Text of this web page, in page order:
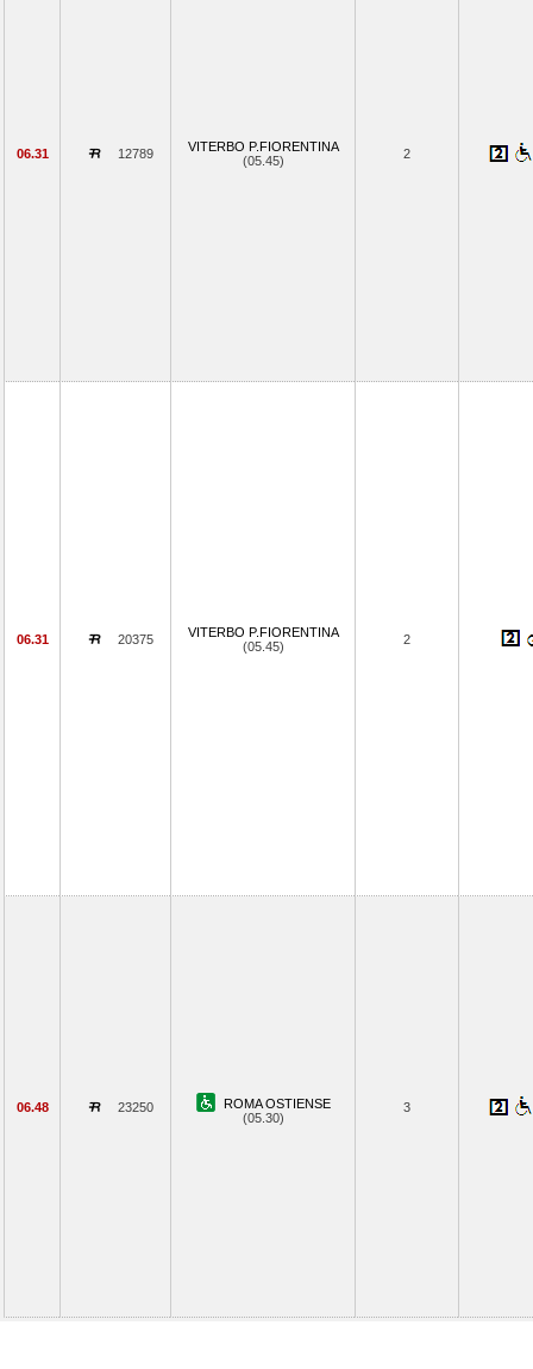
06.31 12789
VITERBO P.FIORENTINA
(05.45)
2
06.31 20375
VITERBO P.FIORENTINA
(05.45)
2
06.48 23250
ROMA OSTIENSE
(05.30)
3